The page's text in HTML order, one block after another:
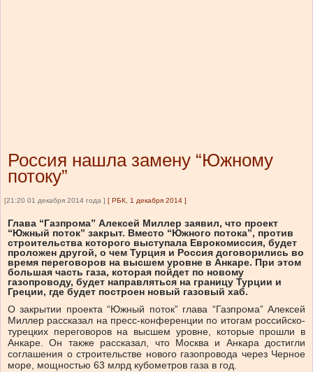
Россия нашла замену “Южному
потоку”
[21:20 01 декабря 2014 года ] [ РБК, 1 декабря 2014 ]
Глава “Газпрома” Алексей Миллер заявил, что проект
“Южный поток” закрыт. Вместо “Южного потока”, против
строительства которого выступала Еврокомиссия, будет
проложен другой, о чем Турция и Россия договорились во
время переговоров на высшем уровне в Анкаре. При этом
большая часть газа, которая пойдет по новому
газопроводу, будет направляться на границу Турции и
Греции, где будет построен новый газовый хаб.
О закрытии проекта “Южный поток” глава “Газпрома” Алексей
Миллер рассказал на пресс-конференции по итогам российско-
турецких переговоров на высшем уровне, которые прошли в
Анкаре. Он также рассказал, что Москва и Анкара достигли
соглашения о строительстве нового газопровода через Черное
море, мощностью 63 млрд кубометров газа в год.